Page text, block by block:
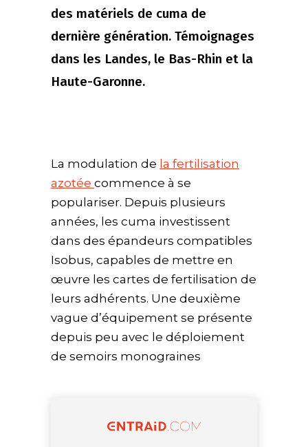
des matériels de cuma de
dernière génération. Témoignages
dans les Landes, le Bas-Rhin et la
Haute-Garonne.
La modulation de la fertilisation
azotée commence à se
populariser. Depuis plusieurs
années, les cuma investissent
dans des épandeurs compatibles
Isobus, capables de mettre en
œuvre les cartes de fertilisation de
leurs adhérents. Une deuxième
vague d’équipement se présente
depuis peu avec le déploiement
de semoirs monograines